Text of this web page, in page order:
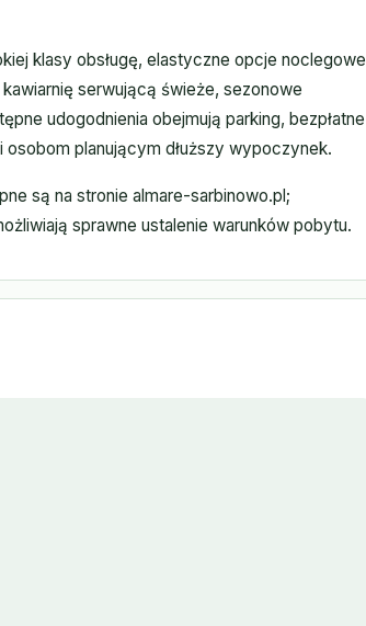
klasy obsługę, elastyczne opcje noclegowe
serwującą świeże, sezonowe
udogodnienia obejmują parking, bezpłatne
osobom planującym dłuższy wypoczynek.
są na stronie almare-sarbinowo.pl;
sprawne ustalenie warunków pobytu.